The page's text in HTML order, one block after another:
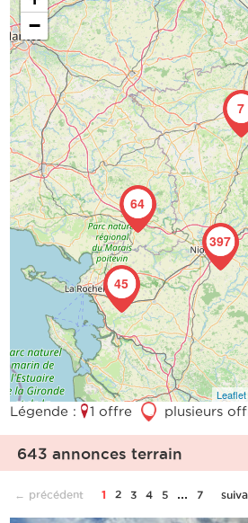
7
64
397
45
−
Leaflet
Légende : 1 offre 3 plusieurs
643 annonces terrain
← précédent 1 2 3 4 5 ... 7